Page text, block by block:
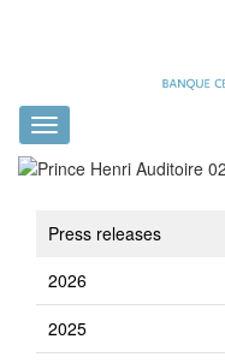
Toggle
navigation
Press releases
2026
2025